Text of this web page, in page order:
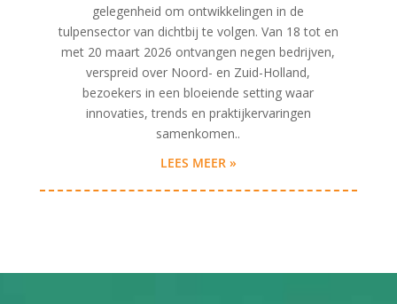
gelegenheid om ontwikkelingen in de
tulpensector van dichtbij te volgen. Van 18 tot en
met 20 maart 2026 ontvangen negen bedrijven,
verspreid over Noord- en Zuid-Holland,
bezoekers in een bloeiende setting waar
innovaties, trends en praktijkervaringen
samenkomen..
LEES MEER »